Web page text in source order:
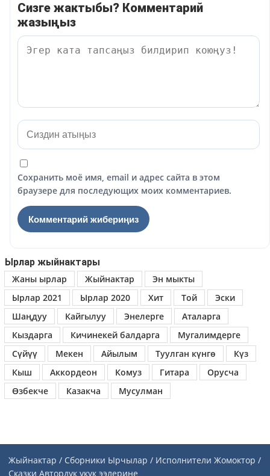
Сизге жактыбы? Комментарий
жазыңыз
Сохранить моё имя, email и адрес сайта в этом
браузере для последующих моих комментариев.
Ырлар жыйнактары
Жаны ырлар
Жыйнактар
Эн мыкты
Ырлар 2021
Ырлар 2020 Хит Той
Эски
Шаңдуу
Кайгылуу Энелерге
Аталарга
Кыздарга
Кичинекей балдарга
Мугалимдерге
Сүйүү
Мекен Айылым Туулган күнгө
Күз
Кыш
Аккордеон Комуз Гитара
Орусча
Өзбекче
Казакча Мусулман
Жыйнактар / Сборники Ырчылар / Исполнители Жомоктор /
Сказки Автордук укук ээлерине